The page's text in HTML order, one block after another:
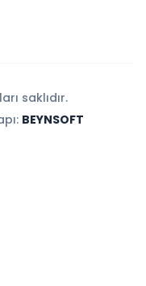
saklıdır.
BEYNSOFT